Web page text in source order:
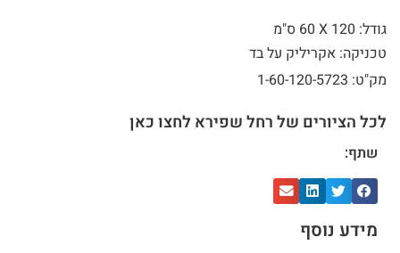
גודל: 120 X
60 ס"מ
טכניקה: אקריליק על בד
מק"ט: 1-60-120-5723
לכל הציורים של רחל שפירא לחצו כאן
שתף:
מידע נוסף